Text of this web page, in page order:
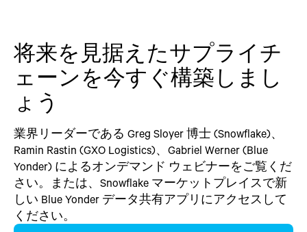
将来を見据えたサプライチ
ェーンを今すぐ構築しまし
ょう
業界リーダーである Greg Sloyer 博士 (Snowflake)、
Ramin Rastin (GXO Logistics)、Gabriel Werner (Blue
Yonder) によるオンデマンド ウェビナーをご覧くだ
さい。または、Snowflake マーケットプレイスで新
しい Blue Yonder データ共有アプリにアクセスして
ください。